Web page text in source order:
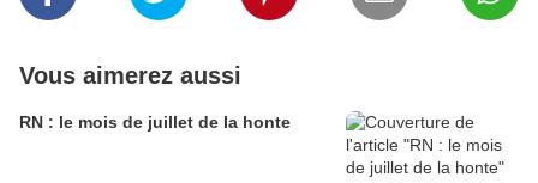
Vous aimerez aussi
RN : le mois de juillet de la honte